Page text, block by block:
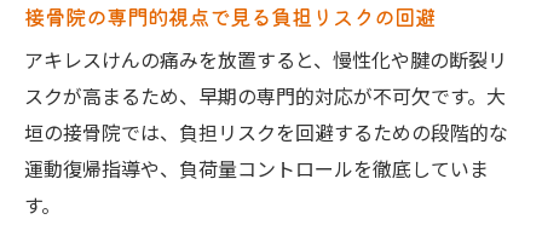
接骨院の専門的視点で見る負担リスクの回避
アキレスけんの痛みを放置すると、慢性化や腱の断裂リ
スクが高まるため、早期の専門的対応が不可欠です。大
垣の接骨院では、負担リスクを回避するための段階的な
運動復帰指導や、負荷量コントロールを徹底していま
す。